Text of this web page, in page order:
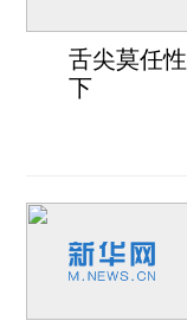
舌尖莫任
下